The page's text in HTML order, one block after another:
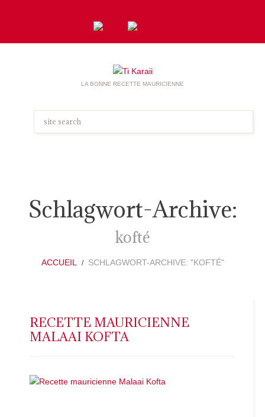
LA BONNE RECETTE MAURICIENNE
Schlagwort-Archive:
kofté
ACCUEIL SCHLAGWORT-ARCHIVE: "KOFTÉ"
RECETTE MAURICIENNE
MALAAI KOFTA